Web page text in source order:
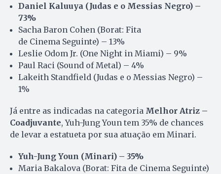
Daniel Kaluuya (Judas e o Messias Negro) –
73%
Sacha Baron Cohen (Borat: Fita
de Cinema Seguinte) – 13%
Leslie Odom Jr. (One Night in Miami) – 9%
Paul Raci (Sound of Metal) – 4%
Lakeith Standfield (Judas e o Messias Negro) –
1%
Já entre as indicadas na categoria Melhor Atriz –
Coadjuvante, Yuh-Jung Youn tem 35% de chances
de levar a estatueta por sua atuação em Minari.
Yuh-Jung Youn (Minari) – 35%
Maria Bakalova (Borat: Fita de Cinema Seguinte)